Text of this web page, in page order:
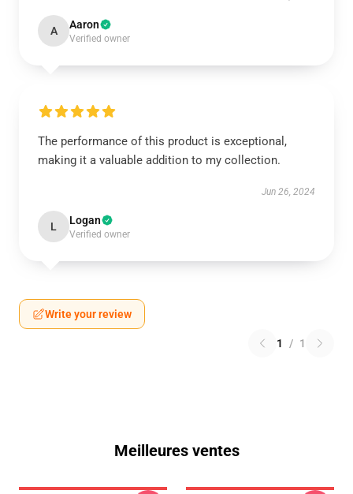
A Aaron
Verified owner
The performance of this product is exceptional,
making it a valuable addition to my collection.
Jun 26, 2024
L Logan
Verified owner
Write your review
1 / 1
Meilleures ventes